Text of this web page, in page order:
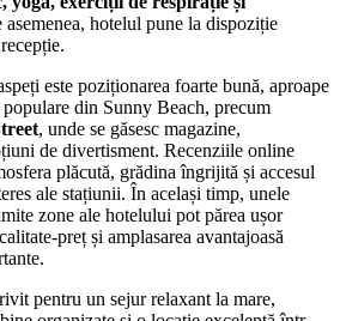
asemenea, hotelul pune la dispoziție
este poziționarea foarte bună, aproape
din Sunny Beach, precum
, unde se găsesc magazine,
de divertisment. Recenziile online
plăcută, grădina îngrijită și accesul
ale stațiunii. În același timp, unele
zone ale hotelului pot părea ușor
preț și amplasarea avantajoasă
pentru un sejur relaxant la mare,